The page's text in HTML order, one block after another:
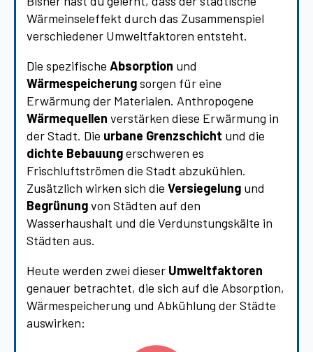
Wärmeinseleffekt durch das Zusammenspiel
verschiedener Umweltfaktoren entsteht.
Die spezifische Absorption und
Wärmespeicherungsorgen für eine
Erwärmung der Materialen. Anthropogene
Wärmequellen verstärken diese Erwärmung in
der Stadt. Die urbane Grenzschicht und die
dichte Bebauungerschweren es
Frischluftströmen die Stadt abzukühlen.
Zusätzlich wirken sich die Versiegelung und
Begrünungvon Städten auf den
Wasserhaushalt und die Verdunstungskälte in
Städten aus.
Heute werden zwei dieser Umweltfaktoren
genauer betrachtet, die sich auf die Absorption,
Wärmespeicherung und Abkühlung der Städte
auswirken: